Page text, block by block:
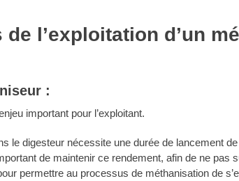
l’exploitation d’un
:
important pour l’exploitant.
le digesteur nécessite une durée de lancement
de maintenir ce rendement, afin de ne pas
permettre au processus de méthanisation de